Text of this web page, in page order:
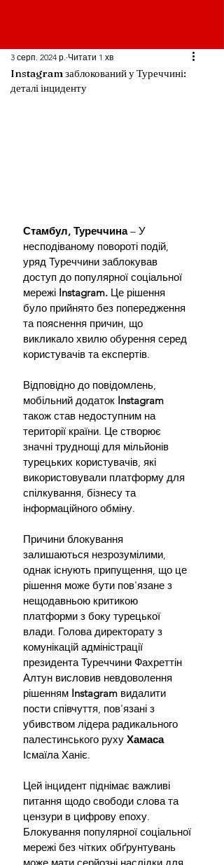
Instagram заблокований у Туреччині:
деталі інциденту
3 серп. 2024 р. Читати 1 хв
Стамбул, Туреччина – У
несподіваному повороті подій,
уряд Туреччини заблокував
доступ до популярної соціальної
мережі Instagram. Це рішення
було прийнято без попередження
та пояснення причин, що
викликало хвилю обурення серед
користувачів та експертів.
Відповідно до повідомлень,
мобільний додаток Instagram
також став недоступним на
території країни. Це створює
значні труднощі для мільйонів
турецьких користувачів, які
використовували платформу для
спілкування, бізнесу та
інформаційного обміну.
Причини блокування
залишаються незрозумілими,
однак існують припущення, що це
рішення може бути пов'язане з
нещодавньою критикою
платформи з боку турецької
влади. Голова директорату з
комунікацій адміністрації
президента Туреччини Фахреттін
Алтун висловив невдоволення
рішенням Instagram видалити
пости співчуття, пов'язані з
убивством лідера радикального
палестинського руху Хамаса
Ісмаїла Ханіє.
Цей інцидент піднімає важливі
питання щодо свободи слова та
цензури в цифрову епоху.
Блокування популярної соціальної
мережі без чітких обґрунтувань